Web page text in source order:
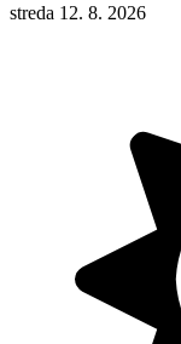
streda 12. 8. 2026